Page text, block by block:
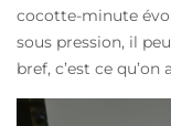
cocotte-minute
sous pression, il
bref, c’est ce